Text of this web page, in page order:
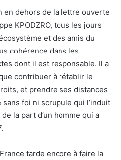
en dehors de la lettre ouverte
KPODZRO, tous les jours
et des amis du
cohérence dans les
dont il est responsable. Il a
contribuer à rétablir le
et prendre ses distances
foi ni scrupule qui l’induit
la part d’un homme qui a
tarde encore à faire la